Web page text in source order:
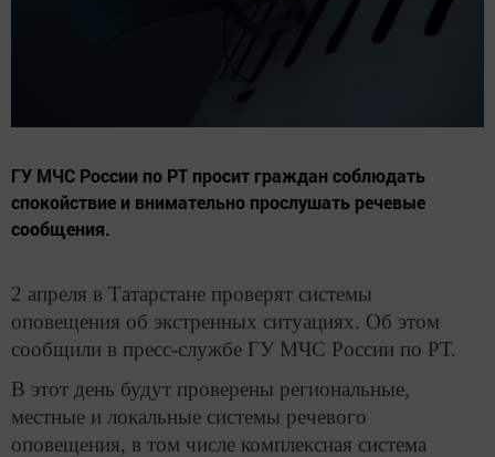
ГУ МЧС России по РТ просит граждан соблюдать
спокойствие и внимательно прослушать речевые
сообщения.
2 апреля в Татарстане проверят системы
оповещения об экстренных ситуациях. Об этом
сообщили в пресс-службе ГУ МЧС России по РТ.
В этот день будут проверены региональные,
местные и локальные системы речевого
оповещения, в том числе комплексная система